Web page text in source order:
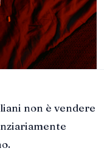
non è vendere